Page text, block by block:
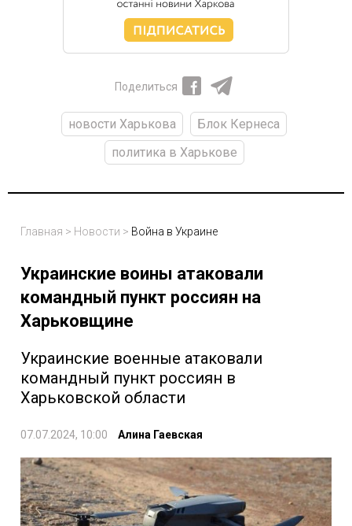
Поделиться
новости Харькова
Блок Кернеса
политика в Харькове
Главная > Новости > Война в Украине
Украинские воины атаковали
командный пункт россиян на
Харьковщине
Украинские военные атаковали
командный пункт россиян в
Харьковской области
07.07.2024, 10:00 Алина Гаевская